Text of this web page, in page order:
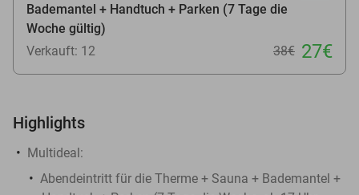
Bademantel + Handtuch + Parken (7 Tage die
Woche gültig)
Verkauft: 12 38€ 27€
Highlights
Multideal:
Abendeintritt für die Therme + Sauna + Bademantel +